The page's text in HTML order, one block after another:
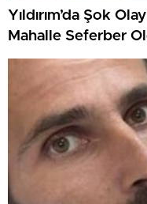
Yıldırım’da Şok
Mahalle Seferber